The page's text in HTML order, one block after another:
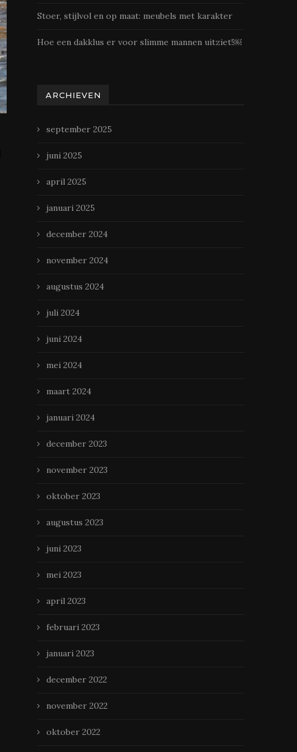
Stoer, stijlvol en op maat: meubels met karakter
Hoe een dakklus er voor slimme mannen uitziet!￼
ARCHIEVEN
september 2025
juni 2025
april 2025
januari 2025
december 2024
november 2024
augustus 2024
juli 2024
juni 2024
mei 2024
maart 2024
januari 2024
december 2023
november 2023
oktober 2023
augustus 2023
juni 2023
mei 2023
april 2023
februari 2023
januari 2023
december 2022
november 2022
oktober 2022